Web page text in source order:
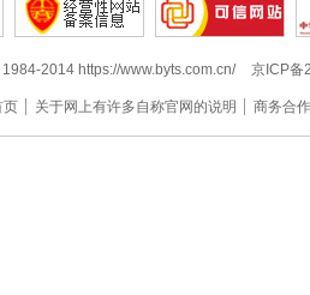
2014 https://www.byts.com.cn/ 京ICP备
页 关于网上有许多自称官网的说明 商务合